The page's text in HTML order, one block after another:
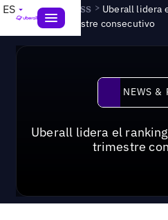
ES News & Press > Uberall lidera
segundo trimestre consecutivo
NEWS &
Uberall lidera el
trimestre